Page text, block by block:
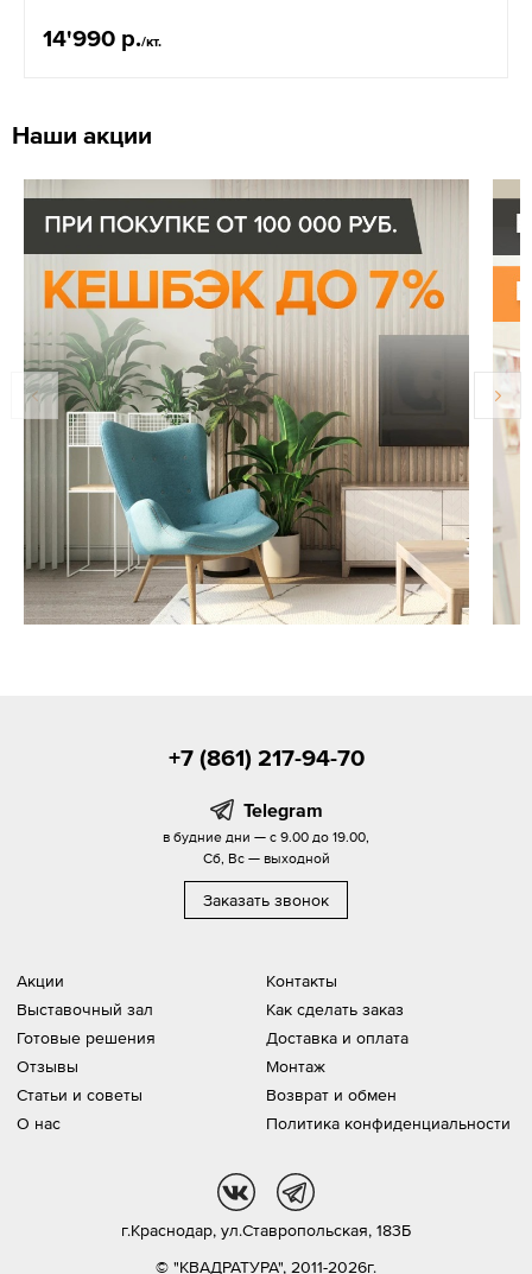
14'990 р./кт.
Наши акции
Акции
Выставочный зал
Готовые решения
Отзывы
Статьи и советы
О нас
Контакты
Как сделать заказ
Доставка и оплата
Монтаж
Возврат и обмен
Политика конфиденциальности
+7 (861) 217-94-70
Telegram
в будние дни — с 9.00 до 19.00,
Сб, Вс — выходной
Заказать звонок
© "КВАДРАТУРА", 2011-2026г.
г.Краснодар, ул.Ставропольская, 183Б
vk